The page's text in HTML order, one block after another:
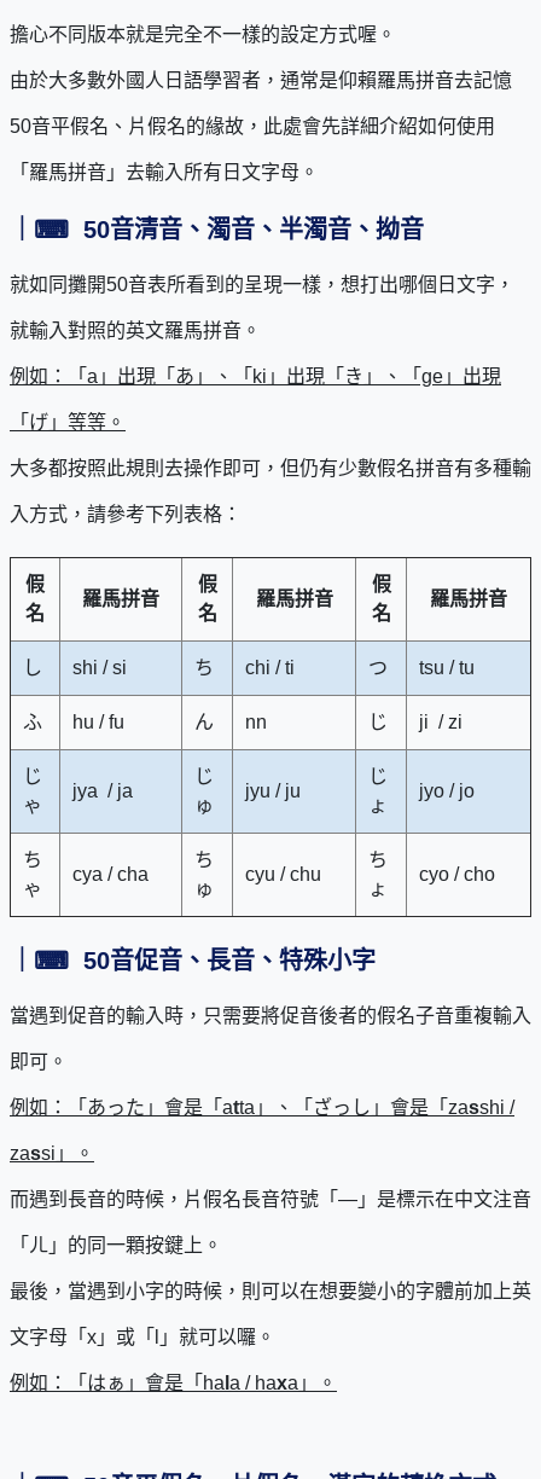
擔心不同版本就是完全不一樣的設定方式喔。
由於大多數外國人日語學習者，通常是仰賴羅馬拼音去記憶
50音平假名、片假名的緣故，此處會先詳細介紹如何使用
「羅馬拼音」去輸入所有日文字母。
⌨ 50音清音、濁音、半濁音、拗音
就如同攤開50音表所看到的呈現一樣，想打出哪個日文字，
就輸入對照的英文羅馬拼音。
例如：「a」出現「あ」、「ki」出現「き」、「ge」出現
「げ」等等。
大多都按照此規則去操作即可，但仍有少數假名拼音有多種輸
入方式，請參考下列表格：
假
名
羅馬拼音
假
名
羅馬拼音
假
名
羅馬拼音
し shi / si ち chi / ti つ tsu / tu
ふ hu / fu ん nn じ ji / zi
じ
ゃ
jya / ja
じ
ゅ
jyu / ju
じ
ょ
jyo / jo
ち
ゃ
cya / cha
ち
ゅ
cyu / chu
ち
ょ
cyo / cho
⌨ 50音促音、長音、特殊小字
當遇到促音的輸入時，只需要將促音後者的假名子音重複輸入
即可。
例如：「あった」會是「atta」、「ざっし」會是「zasshi /
zassi」。
而遇到長音的時候，片假名長音符號「―」是標示在中文注音
「ㄦ」的同一顆按鍵上。
最後，當遇到小字的時候，則可以在想要變小的字體前加上英
文字母「x」或「l」就可以囉。
例如：「はぁ」會是「ha a / haxa」。